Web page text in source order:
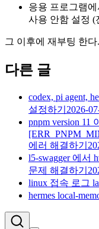
응용 프로그램
사용 안함 설정 (
그 이후에 재부팅 한다.
다른 글
codex, pi agent,
설정하기 2026-
pnpm version 11
에러 해결하기
l5-swagger 에서
문제 해결하기
linux 접속 로그
hermes local-